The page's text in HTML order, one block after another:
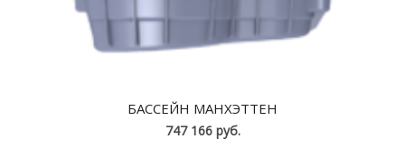
БАССЕЙН МАНХЭТТЕН
747 166 руб.